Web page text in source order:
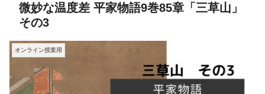
微妙な温度差 平家物語9巻85章「三草山」
その3
オンライン授業用